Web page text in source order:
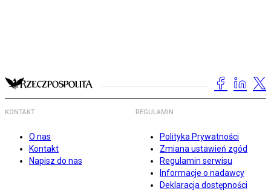
KONTAKT
O nas
Kontakt
Napisz do nas
REGULAMIN
Polityka Prywatności
Zmiana ustawień zgód
Regulamin serwisu
Informacje o nadawcy
Deklaracja dostępności